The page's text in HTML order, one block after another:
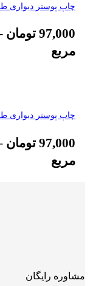
چاپ پوستر دیواری
97,000 تومان
مربع
چاپ پوستر دیواری
97,000 تومان
مربع
مشاوره رایگان